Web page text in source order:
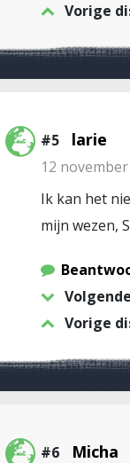
Vorige
#5 larie
12
Ik kan het
mijn wezen,
Vorige
#6 Micha